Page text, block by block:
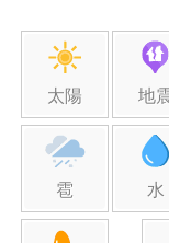
太陽 地
雹 水